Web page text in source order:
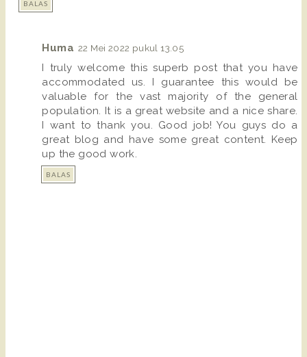
BALAS
Huma 22 Mei 2022 pukul 13.05
I truly welcome this superb post that you have
accommodated us. I guarantee this would be
valuable for the vast majority of the general
population. It is a great website and a nice share.
I want to thank you. Good job! You guys do a
great blog and have some great content. Keep
up the good work.
BALAS